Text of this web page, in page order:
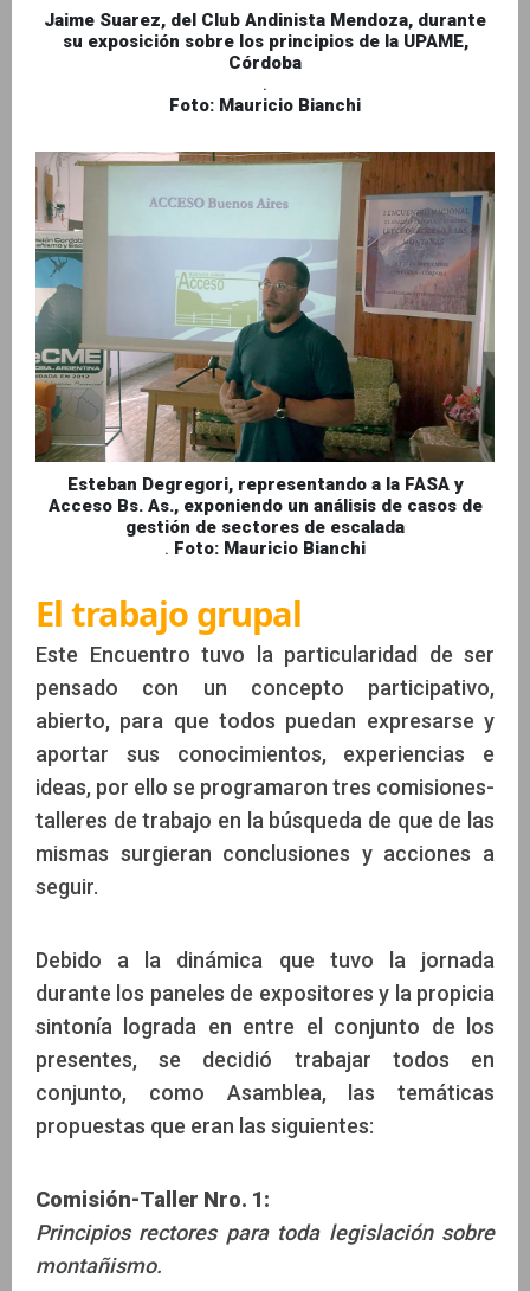
Jaime Suarez, del Club Andinista Mendoza, durante
su exposición sobre los principios de la UPAME,
Córdoba
.
Foto: Mauricio Bianchi
Esteban Degregori, representando a la FASA y
Acceso Bs. As., exponiendo un análisis de casos de
gestión de sectores de escalada
. Foto: Mauricio Bianchi
El trabajo grupal
Este Encuentro tuvo la particularidad de ser
pensado con un concepto participativo,
abierto, para que todos puedan expresarse y
aportar sus conocimientos, experiencias e
ideas, por ello se programaron tres comisiones-
talleres de trabajo en la búsqueda de que de las
mismas surgieran conclusiones y acciones a
seguir.
Debido a la dinámica que tuvo la jornada
durante los paneles de expositores y la propicia
sintonía lograda en entre el conjunto de los
presentes, se decidió trabajar todos en
conjunto, como Asamblea, las temáticas
propuestas que eran las siguientes:
Comisión-Taller Nro. 1:
Principios rectores para toda legislación sobre
montañismo.